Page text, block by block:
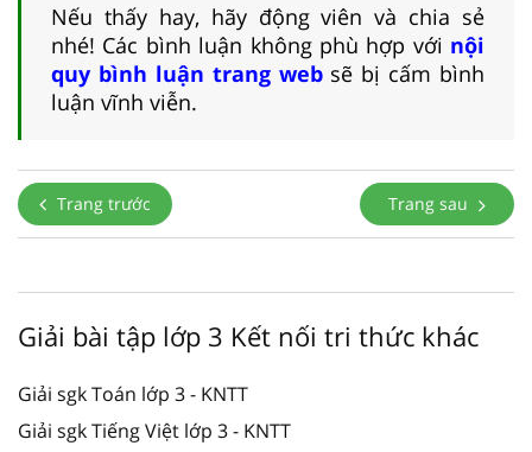
Nếu thấy hay, hãy động viên và chia sẻ
nhé! Các bình luận không phù hợp với nội
quy bình luận trang websẽ bị cấm bình
luận vĩnh viễn.
Trang trước Trang sau
Giải bài tập lớp 3 Kết nối tri thức khác
Giải sgk Toán lớp 3 - KNTT
Giải sgk Tiếng Việt lớp 3 - KNTT